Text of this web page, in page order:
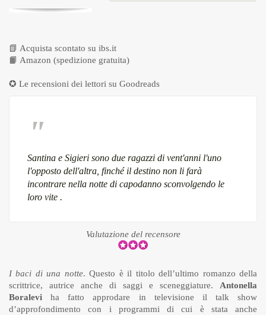
📗 Acquista scontato su ibs.it
📙 Amazon (spedizione gratuita)
✪ Le recensioni dei lettori su Goodreads
Santina e Sigieri sono due ragazzi di vent'anni l'uno
l'opposto dell'altra, finché il destino non li farà
incontrare nella notte di capodanno sconvolgendo le
loro vite .
Valutazione del recensore
I baci di una notte. Questo è il titolo dell’ultimo romanzo della
scrittrice, autrice anche di saggi e sceneggiature. Antonella
Boralevi ha fatto approdare in televisione il talk show
d’approfondimento con i programmi di cui è stata anche